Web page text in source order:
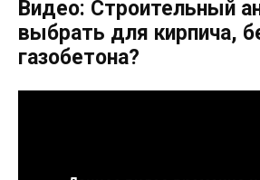
Видео: Строительный
выбрать для кирпича,
газобетона?